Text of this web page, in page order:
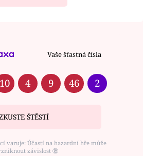
Vaše šťastná čísla
10 4 9 46 2
ŠTĚSTÍ
varuje: Účastí na hazardní hře může
závislost ⑱